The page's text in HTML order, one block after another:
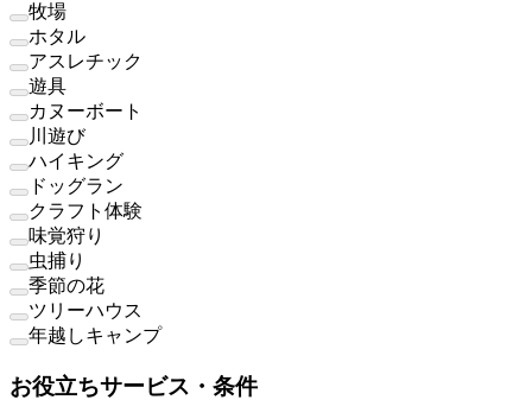
牧場
ホタル
アスレチック
遊具
カヌーボート
川遊び
ハイキング
ドッグラン
クラフト体験
味覚狩り
虫捕り
季節の花
ツリーハウス
年越しキャンプ
お役立ちサービス・条件